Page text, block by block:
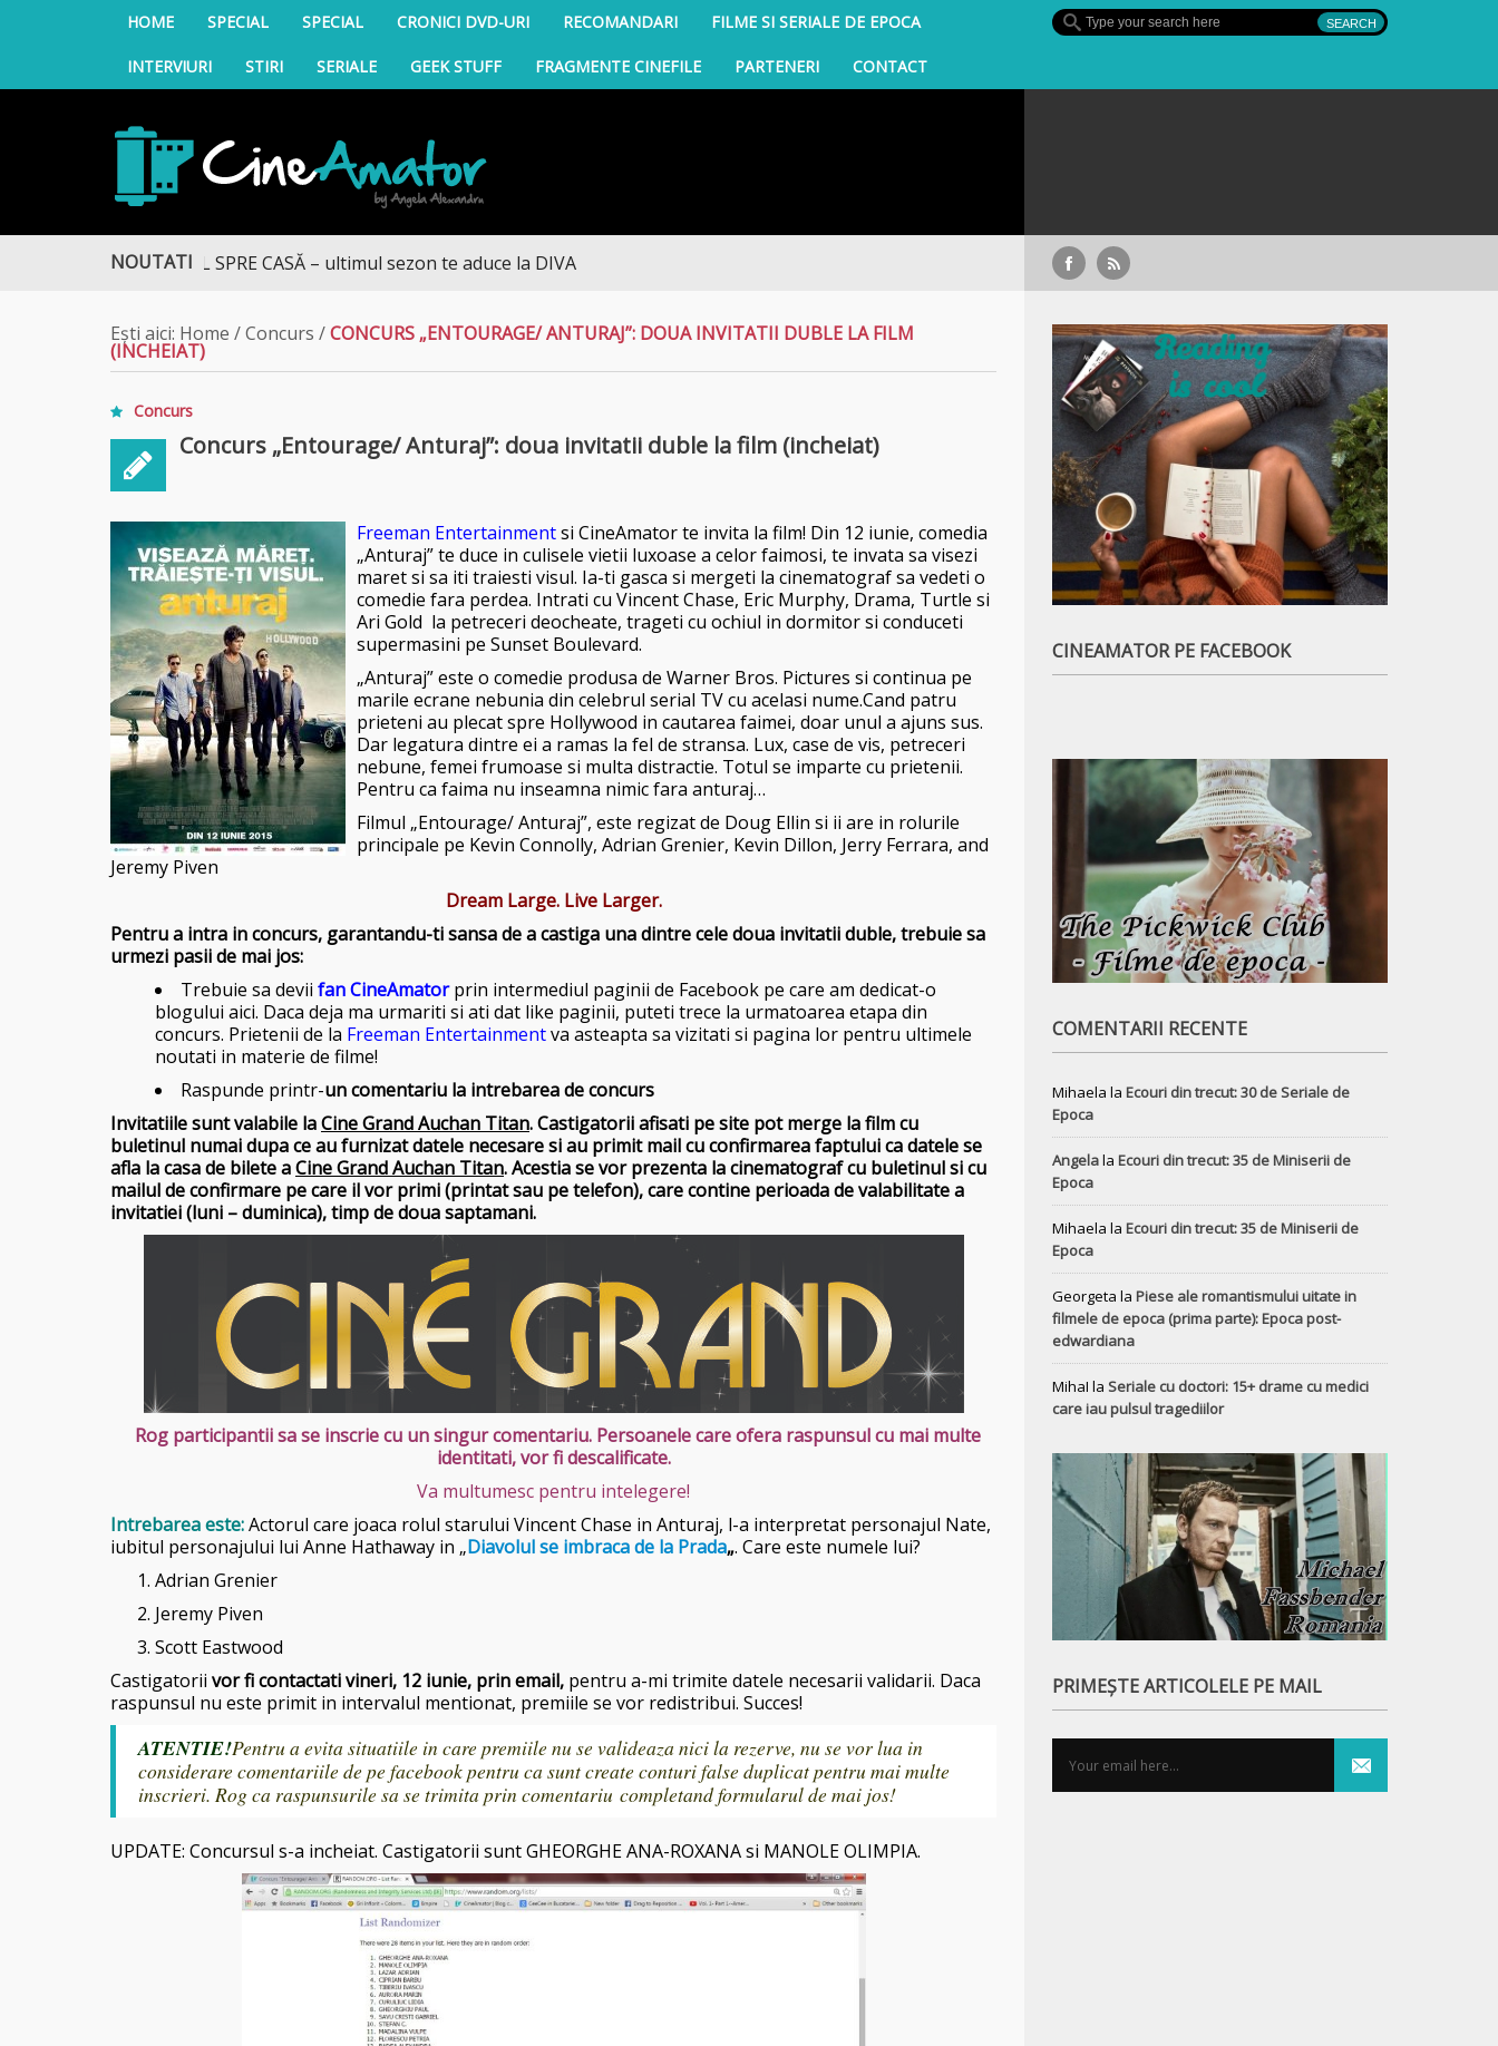
HOME SPECIAL SPECIAL CRONICI DVD-URI RECOMANDARI FILME SI SERIALE DE EPOCA
INTERVIURI STIRI SERIALE GEEK STUFF FRAGMENTE CINEFILE PARTENERI CONTACT
CineAmator
NOUTATI
DRUMUL SPRE CASĂ – ultimul sezon te aduce la DIVA Sullivan’s Crossing – finalul sezonului 4, pe Diva
Ești aici: Home /Concurs /CONCURS „ENTOURAGE/ ANTURAJ”: DOUA INVITATII DUBLE LA FILM
(INCHEIAT)
Concurs
Concurs „Entourage/ Anturaj”: doua invitatii duble la film (incheiat)
Freeman Entertainmentsi CineAmator te invita la film! Din 12 iunie, comedia
„Anturaj” te duce in culisele vietii luxoase a celor faimosi, te invata sa visezi
maret si sa iti traiesti visul. Ia-ti gasca si mergeti la cinematograf sa vedeti o
comedie fara perdea. Intrati cu Vincent Chase, Eric Murphy, Drama, Turtle si
Ari Gold la petreceri deocheate, trageti cu ochiul in dormitor si conduceti
supermasini pe Sunset Boulevard.
„Anturaj” este o comedie produsa de Warner Bros. Pictures si continua pe
marile ecrane nebunia din celebrul serial TV cu acelasi nume.Cand patru
prieteni au plecat spre Hollywood in cautarea faimei, doar unul a ajuns sus.
Dar legatura dintre ei a ramas la fel de stransa. Lux, case de vis, petreceri
nebune, femei frumoase si multa distractie. Totul se imparte cu prietenii.
Pentru ca faima nu inseamna nimic fara anturaj…
Filmul „Entourage/ Anturaj”, este regizat de Doug Ellin si ii are in rolurile
principale pe Kevin Connolly, Adrian Grenier, Kevin Dillon, Jerry Ferrara, and
Jeremy Piven
Dream Large. Live Larger.
Pentru a intra in concurs, garantandu-ti sansa de a castiga una dintre cele doua invitatii duble, trebuie sa
urmezi pasii de mai jos:
Trebuie sa devii fan CineAmator prin intermediul paginii de Facebook pe care am dedicat-o
blogului aici. Daca deja ma urmariti si ati dat like paginii, puteti trece la urmatoarea etapa din
concurs. Prietenii de la Freeman Entertainmentva asteapta sa vizitati si pagina lor pentru ultimele
noutati in materie de filme!
Raspunde printr-un comentariu la intrebarea de concurs
Invitatiile sunt valabile laCine Grand Auchan Titan. Castigatorii afisati pe site pot merge la film cu
buletinul numai dupa ce au furnizat datele necesare si au primit mail cu confirmarea faptului ca datele se
afla la casa de bilete aCine Grand Auchan Titan. Acestia se vor prezenta la cinematograf cu buletinul si cu
mailul de confirmare pe care il vor primi (printat sau pe telefon), care contine perioada de valabilitate a
invitatiei (luni – duminica), timp de doua saptamani.
Rog participantii sa se inscrie cu un singur comentariu. Persoanele care ofera raspunsul cu mai multe
identitati, vor fi descalificate.
Va multumesc pentru intelegere!
Intrebarea este:Actorul care joaca rolul starului Vincent Chase in Anturaj, l-a interpretat personajul Nate,
iubitul personajului lui Anne Hathaway in „Diavolul se imbraca de la Prada„. Care este numele lui?
Adrian Grenier
Jeremy Piven
Scott Eastwood
Castigatorii vor fi contactati vineri, 12 iunie, prin email, pentru a-mi trimite datele necesarii validarii. Daca
raspunsul nu este primit in intervalul mentionat, premiile se vor redistribui. Succes!
ATENTIE!Pentru a evita situatiile in care premiile nu se valideaza nici la rezerve, nu se vor lua in
considerare comentariile de pe facebook pentru ca sunt create conturi false duplicat pentru mai multe
inscrieri. Rog ca raspunsurile sa se trimita prin comentariu completand formularul de mai jos!
UPDATE: Concursul s-a incheiat. Castigatorii sunt GHEORGHE ANA-ROXANA si MANOLE OLIMPIA.
CINEAMATOR PE FACEBOOK
COMENTARII RECENTE
Mihaela la Ecouri din trecut: 30 de Seriale de
Epoca
Angelala Ecouri din trecut: 35 de Miniserii de
Epoca
Mihaela la Ecouri din trecut: 35 de Miniserii de
Epoca
Georgeta la Piese ale romantismului uitate in
filmele de epoca (prima parte): Epoca post-
edwardiana
MihaI la Seriale cu doctori: 15+ drame cu medici
care iau pulsul tragediilor
PRIMEȘTE ARTICOLELE PE MAIL